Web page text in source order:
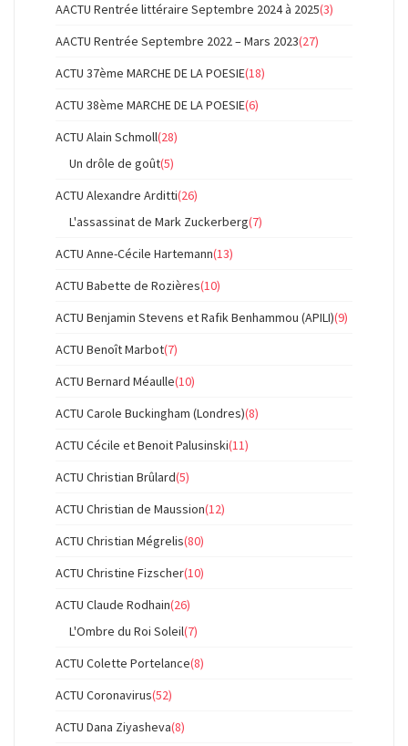
AACTU Rentrée littéraire Septembre 2024 à 2025(3)
AACTU Rentrée Septembre 2022 – Mars 2023(27)
ACTU 37ème MARCHE DE LA POESIE(18)
ACTU 38ème MARCHE DE LA POESIE(6)
ACTU Alain Schmoll(28)
Un drôle de goût(5)
ACTU Alexandre Arditti(26)
L'assassinat de Mark Zuckerberg(7)
ACTU Anne-Cécile Hartemann(13)
ACTU Babette de Rozières(10)
ACTU Benjamin Stevens et Rafik Benhammou (APILI)(9)
ACTU Benoît Marbot(7)
ACTU Bernard Méaulle(10)
ACTU Carole Buckingham (Londres)(8)
ACTU Cécile et Benoit Palusinski(11)
ACTU Christian Brûlard(5)
ACTU Christian de Maussion(12)
ACTU Christian Mégrelis(80)
ACTU Christine Fizscher(10)
ACTU Claude Rodhain(26)
L'Ombre du Roi Soleil(7)
ACTU Colette Portelance(8)
ACTU Coronavirus(52)
ACTU Dana Ziyasheva(8)